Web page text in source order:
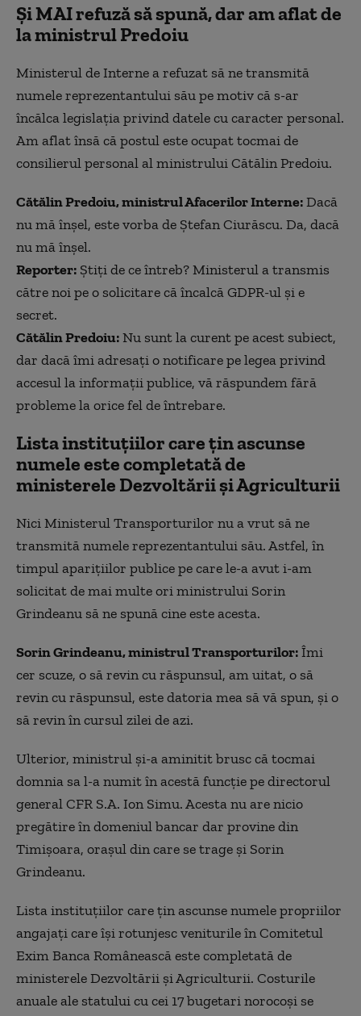
Și MAI refuză să spună, dar am aflat de
la ministrul Predoiu
Ministerul de Interne a refuzat să ne transmită
numele reprezentantului său pe motiv că s-ar
încălca legislația privind datele cu caracter personal.
Am aflat însă că postul este ocupat tocmai de
consilierul personal al ministrului Cătălin Predoiu.
Cătălin Predoiu, ministrul Afacerilor Interne:Dacă
nu mă înșel, este vorba de Ștefan Ciurăscu. Da, dacă
nu mă înșel.
Reporter: Știți de ce întreb? Ministerul a transmis
către noi pe o solicitare că încalcă GDPR-ul și e
secret.
Cătălin Predoiu:Nu sunt la curent pe acest subiect,
dar dacă îmi adresați o notificare pe legea privind
accesul la informații publice, vă răspundem fără
probleme la orice fel de întrebare.
Lista instituțiilor care țin ascunse
numele este completată de
ministerele Dezvoltării și Agriculturii
Nici Ministerul Transporturilor nu a vrut să ne
transmită numele reprezentantului său. Astfel, în
timpul aparițiilor publice pe care le-a avut i-am
solicitat de mai multe ori ministrului Sorin
Grindeanu să ne spună cine este acesta.
Sorin Grindeanu, ministrul Transporturilor:Îmi
cer scuze, o să revin cu răspunsul, am uitat, o să
revin cu răspunsul, este datoria mea să vă spun, și o
să revin în cursul zilei de azi.
Ulterior, ministrul și-a aminitit brusc că tocmai
domnia sa l-a numit în acestă funcție pe directorul
general CFR S.A. Ion Simu. Acesta nu are nicio
pregătire în domeniul bancar dar provine din
Timișoara, orașul din care se trage și Sorin
Grindeanu.
Lista instituțiilor care țin ascunse numele propriilor
angajați care își rotunjesc veniturile în Comitetul
Exim Banca Românească este completată de
ministerele Dezvoltării și Agriculturii. Costurile
anuale ale statului cu cei 17 bugetari norocoși se